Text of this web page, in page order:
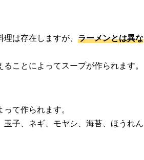
は存在しますが、 ラーメンとは異な
ことによってスープが作られます。
って作られます。
子、ネギ、モヤシ、海苔、ほうれん